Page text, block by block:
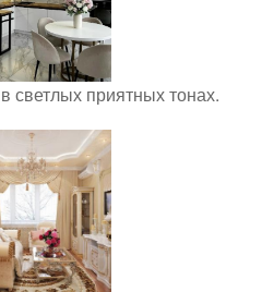
светлых приятных тонах.